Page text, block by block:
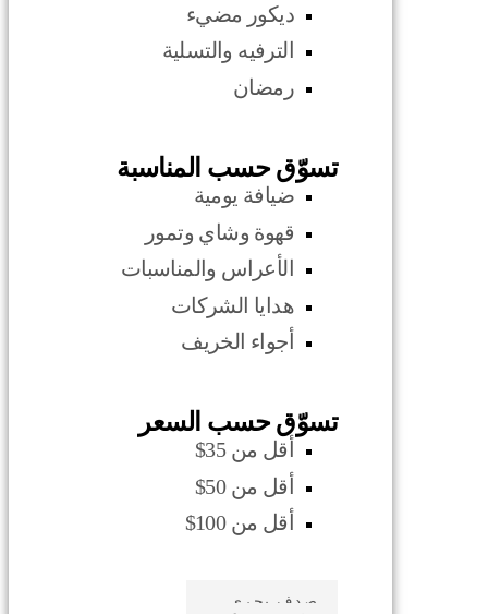
ديكور مضيء
الترفيه والتسلية
رمضان
تسوّق حسب المناسبة
ضيافة يومية
قهوة وشاي وتمور
الأعراس والمناسبات
هدايا الشركات
أجواء الخريف
تسوّق حسب السعر
أقل من 35$
أقل من 50$
أقل من 100$
صدف بحري